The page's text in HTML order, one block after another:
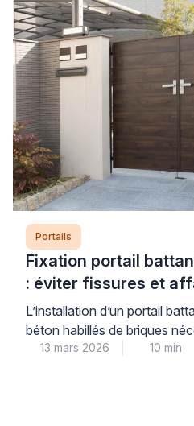
gonds fatigués ou des
Portails
Fixation portail
: éviter fissures et
L’installation d’un portail
béton habillés de briques
technique rigoureuse. Les
13 mars 2026 10 min